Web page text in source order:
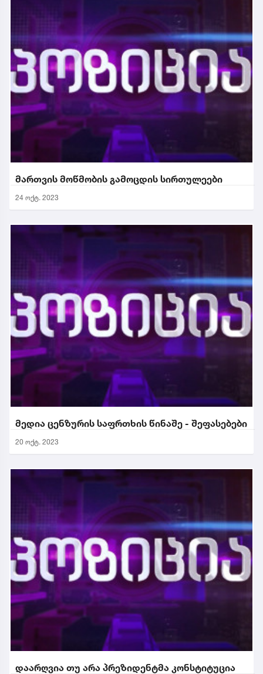
მართვის მოწმობის გამოცდის სირთულეები
24 ოქტ. 2023
მედია ცენზურის საფრთხის წინაშე - შეფასებები
20 ოქტ. 2023
დაარღვია თუ არა პრეზიდენტმა კონსტიტუცია